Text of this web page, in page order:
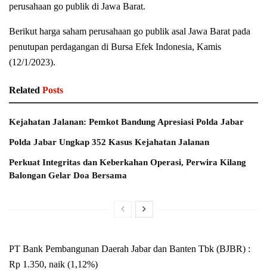
perusahaan go publik di Jawa Barat.
Berikut harga saham perusahaan go publik asal Jawa Barat pada
penutupan perdagangan di Bursa Efek Indonesia, Kamis
(12/1/2023).
Related Posts
Kejahatan Jalanan: Pemkot Bandung Apresiasi Polda Jabar
Polda Jabar Ungkap 352 Kasus Kejahatan Jalanan
Perkuat Integritas dan Keberkahan Operasi, Perwira Kilang
Balongan Gelar Doa Bersama
PT Bank Pembangunan Daerah Jabar dan Banten Tbk (BJBR) :
Rp 1.350, naik (1,12%)